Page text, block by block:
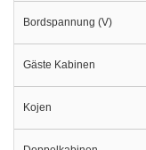
Bordspannung (V)
Gäste Kabinen
Kojen